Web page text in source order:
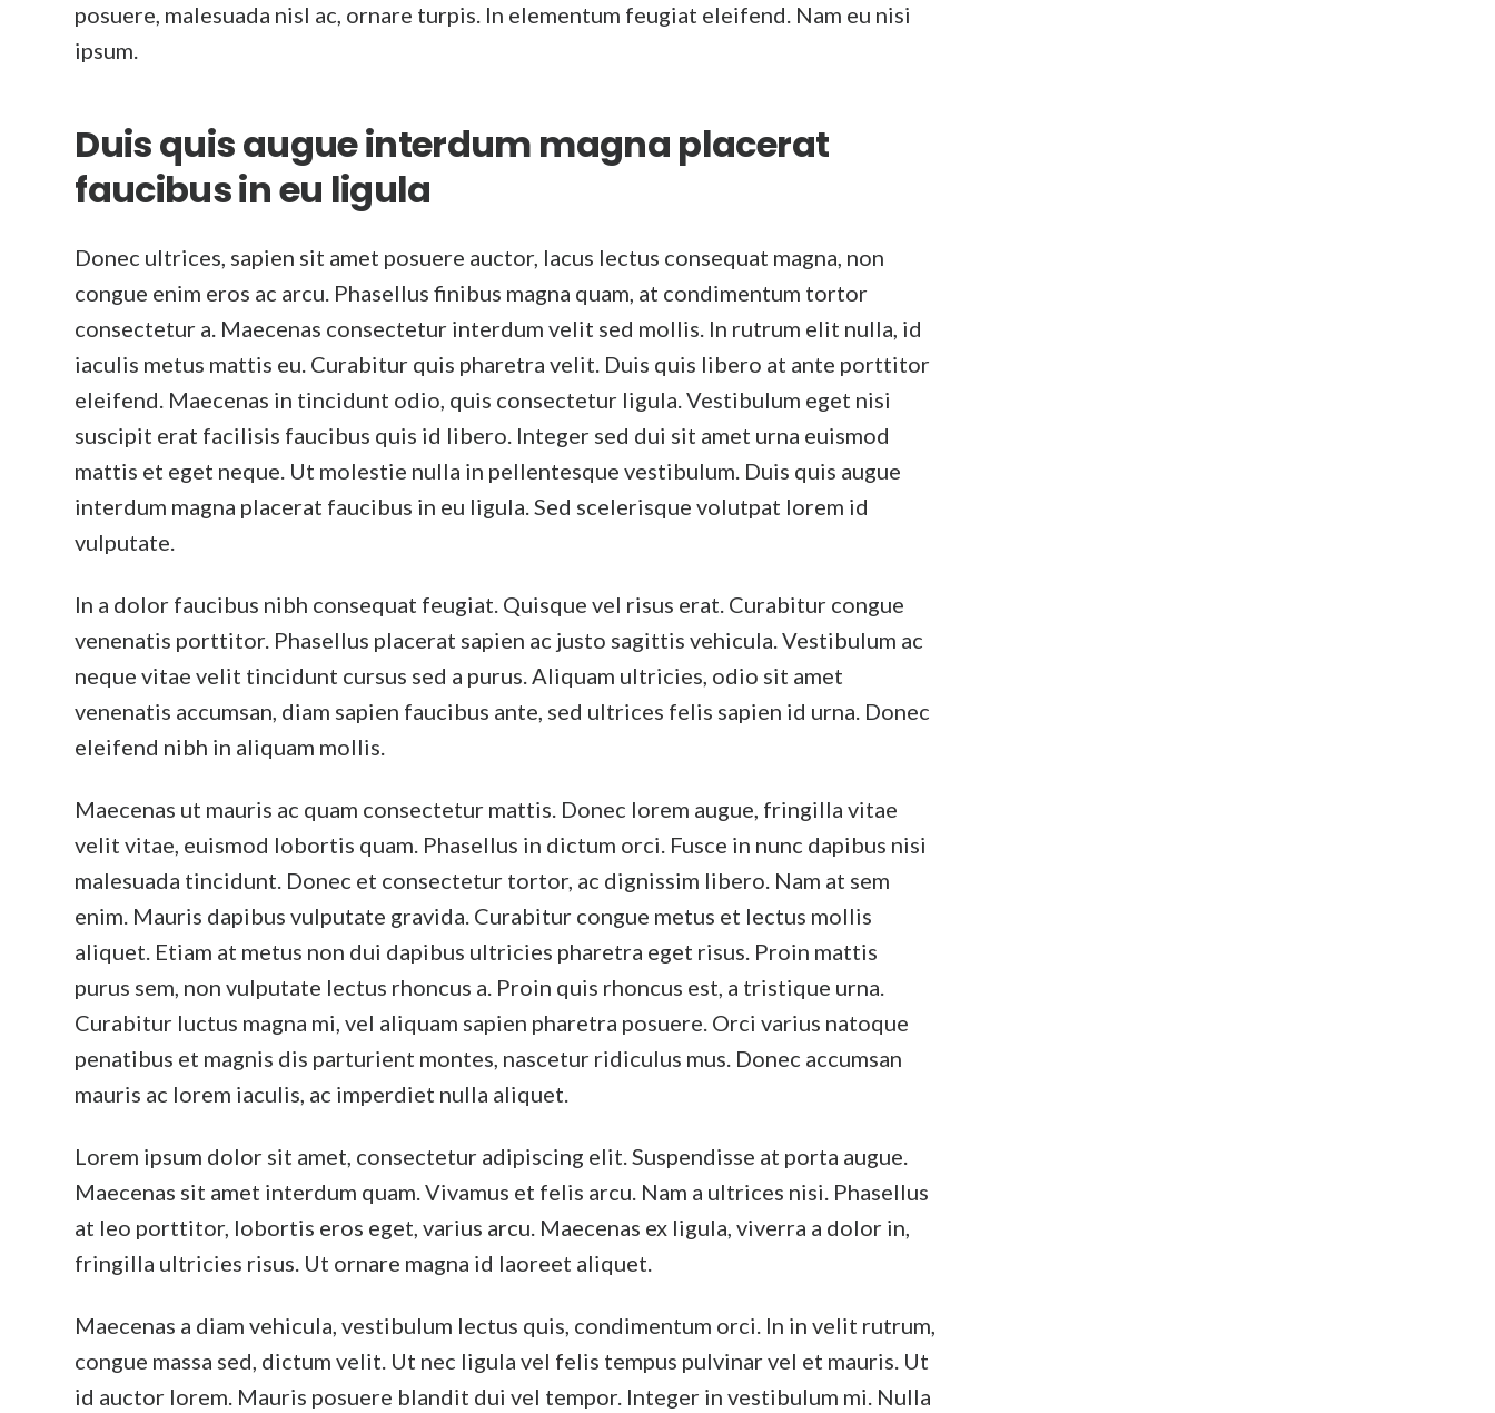
posuere, malesuada nisl ac, ornare turpis. In elementum feugiat eleifend. Nam eu nisi
ipsum.
Duis quis augue interdum magna placerat
faucibus in eu ligula
Donec ultrices, sapien sit amet posuere auctor, lacus lectus consequat magna, non
congue enim eros ac arcu. Phasellus finibus magna quam, at condimentum tortor
consectetur a. Maecenas consectetur interdum velit sed mollis. In rutrum elit nulla, id
iaculis metus mattis eu. Curabitur quis pharetra velit. Duis quis libero at ante porttitor
eleifend. Maecenas in tincidunt odio, quis consectetur ligula. Vestibulum eget nisi
suscipit erat facilisis faucibus quis id libero. Integer sed dui sit amet urna euismod
mattis et eget neque. Ut molestie nulla in pellentesque vestibulum. Duis quis augue
interdum magna placerat faucibus in eu ligula. Sed scelerisque volutpat lorem id
vulputate.
In a dolor faucibus nibh consequat feugiat. Quisque vel risus erat. Curabitur congue
venenatis porttitor. Phasellus placerat sapien ac justo sagittis vehicula. Vestibulum ac
neque vitae velit tincidunt cursus sed a purus. Aliquam ultricies, odio sit amet
venenatis accumsan, diam sapien faucibus ante, sed ultrices felis sapien id urna. Donec
eleifend nibh in aliquam mollis.
Maecenas ut mauris ac quam consectetur mattis. Donec lorem augue, fringilla vitae
velit vitae, euismod lobortis quam. Phasellus in dictum orci. Fusce in nunc dapibus nisi
malesuada tincidunt. Donec et consectetur tortor, ac dignissim libero. Nam at sem
enim. Mauris dapibus vulputate gravida. Curabitur congue metus et lectus mollis
aliquet. Etiam at metus non dui dapibus ultricies pharetra eget risus. Proin mattis
purus sem, non vulputate lectus rhoncus a. Proin quis rhoncus est, a tristique urna.
Curabitur luctus magna mi, vel aliquam sapien pharetra posuere. Orci varius natoque
penatibus et magnis dis parturient montes, nascetur ridiculus mus. Donec accumsan
mauris ac lorem iaculis, ac imperdiet nulla aliquet.
Lorem ipsum dolor sit amet, consectetur adipiscing elit. Suspendisse at porta augue.
Maecenas sit amet interdum quam. Vivamus et felis arcu. Nam a ultrices nisi. Phasellus
at leo porttitor, lobortis eros eget, varius arcu. Maecenas ex ligula, viverra a dolor in,
fringilla ultricies risus. Ut ornare magna id laoreet aliquet.
Maecenas a diam vehicula, vestibulum lectus quis, condimentum orci. In in velit rutrum,
congue massa sed, dictum velit. Ut nec ligula vel felis tempus pulvinar vel et mauris. Ut
id auctor lorem. Mauris posuere blandit dui vel tempor. Integer in vestibulum mi. Nulla